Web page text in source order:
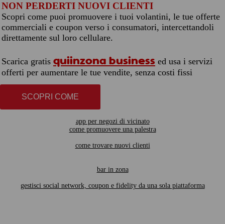
NON PERDERTI NUOVI CLIENTI
Scopri come puoi promuovere i tuoi volantini, le tue offerte
commerciali e coupon verso i consumatori, intercettandoli
direttamente sul loro cellulare.
Scarica gratis quiinzona business ed usa i servizi
offerti per aumentare le tue vendite, senza costi fissi
SCOPRI COME
app per negozi di vicinato
come promuovere una palestra
come trovare nuovi clienti
bar in zona
gestisci social network, coupon e fidelity da una sola piattaforma